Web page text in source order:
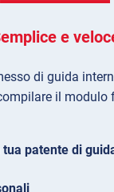
e
di guida
il modulo
patente di